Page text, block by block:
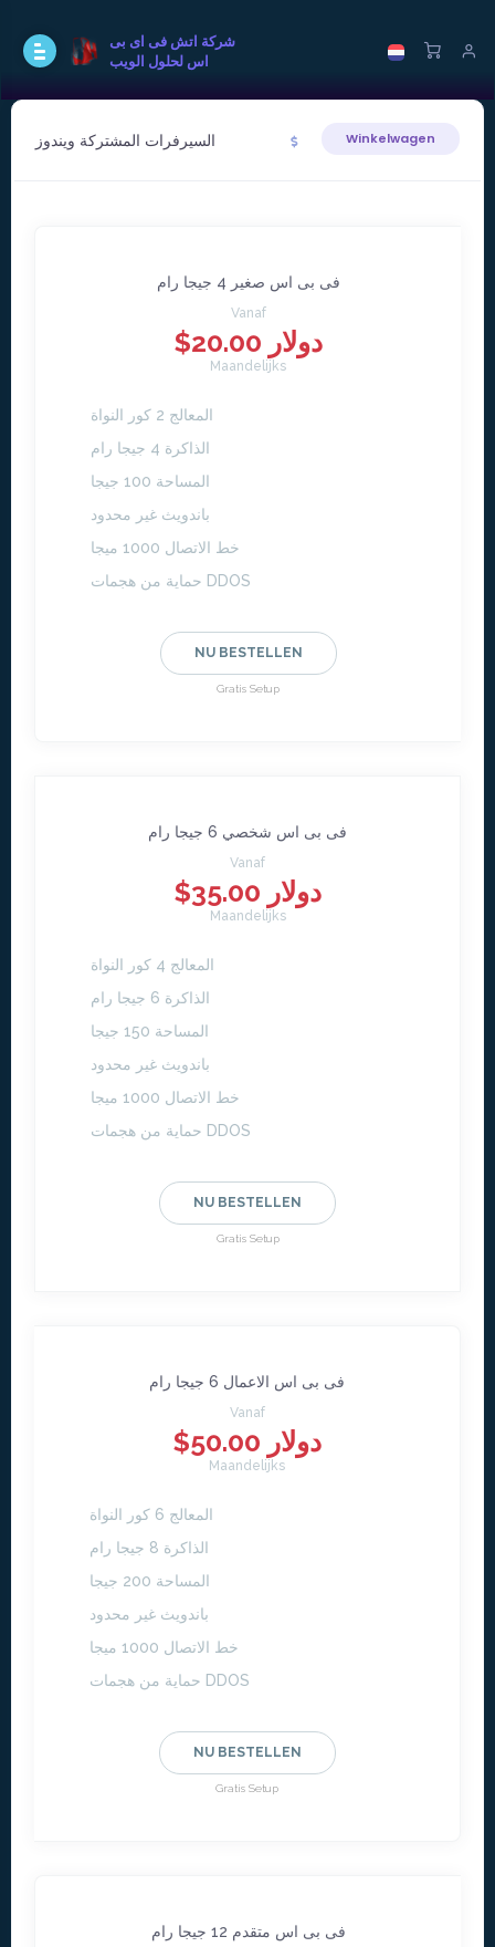
شركة اتش فى اى بى
اس لحلول الويب
السيرفرات المشتركة ويندوز Winkelwagen
فى بى اس صغير 4 جيجا رام
Vanaf
$20.00 دولار
Maandelijks
المعالج 2 كور النواة
الذاكرة 4 جيجا رام
المساحة 100 جيجا
باندويث غير محدود
خط الاتصال 1000 ميجا
حماية من هجمات DDOS
NU BESTELLEN
Gratis Setup
فى بى اس شخصي 6 جيجا رام
Vanaf
$35.00 دولار
Maandelijks
المعالج 4 كور النواة
الذاكرة 6 جيجا رام
المساحة 150 جيجا
باندويث غير محدود
خط الاتصال 1000 ميجا
حماية من هجمات DDOS
NU BESTELLEN
Gratis Setup
فى بى اس الاعمال 6 جيجا رام
Vanaf
$50.00 دولار
Maandelijks
المعالج 6 كور النواة
الذاكرة 8 جيجا رام
المساحة 200 جيجا
باندويث غير محدود
خط الاتصال 1000 ميجا
حماية من هجمات DDOS
NU BESTELLEN
Gratis Setup
فى بى اس متقدم 12 جيجا رام